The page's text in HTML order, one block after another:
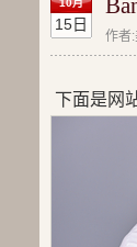
10月
15日
作者
下面是网